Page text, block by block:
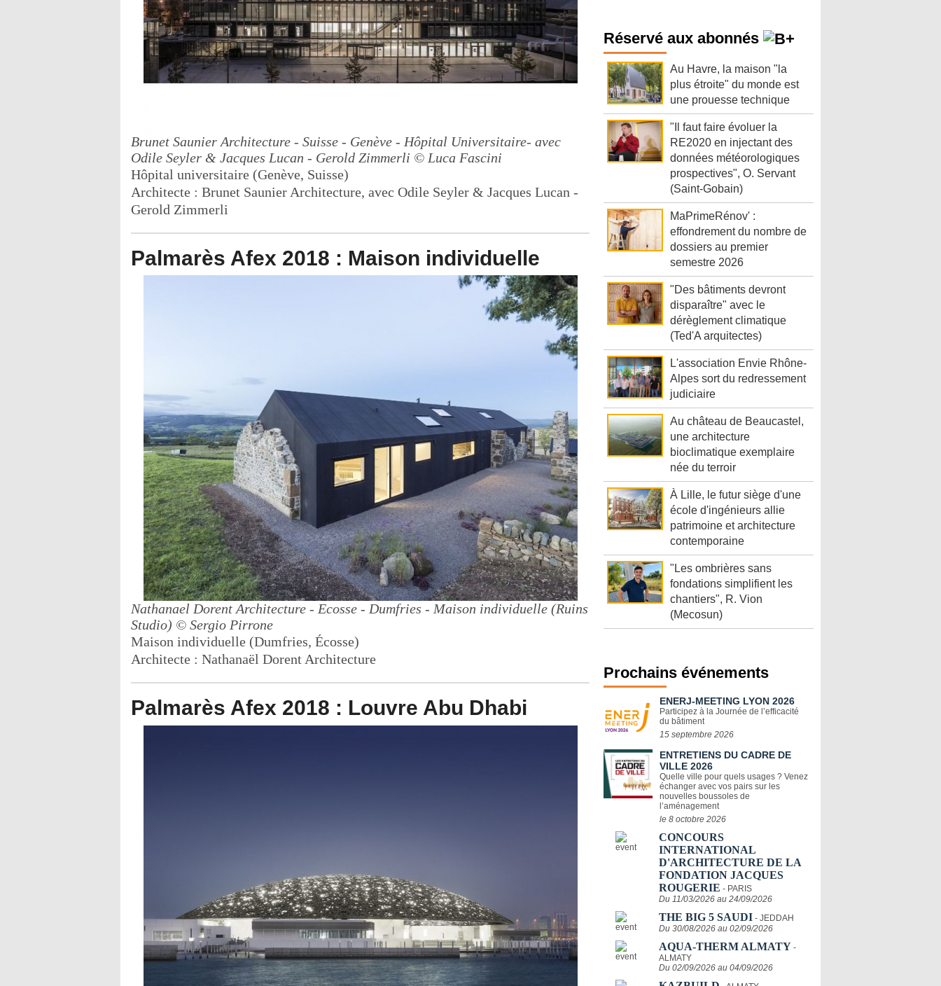
Brunet Saunier Architecture - Suisse - Genève - Hôpital Universitaire- avec
Odile Seyler & Jacques Lucan - Gerold Zimmerli © Luca Fascini
Hôpital universitaire (Genève, Suisse)
Architecte : Brunet Saunier Architecture, avec Odile Seyler & Jacques Lucan -
Gerold Zimmerli
Palmarès Afex 2018 : Maison individuelle
Nathanael Dorent Architecture - Ecosse - Dumfries - Maison individuelle (Ruins
Studio) © Sergio Pirrone
Maison individuelle (Dumfries, Écosse)
Architecte : Nathanaël Dorent Architecture
Palmarès Afex 2018 : Louvre Abu Dhabi
Réservé aux abonnés
Au Havre, la maison "la
plus étroite" du monde est
une prouesse technique
"Il faut faire évoluer la
RE2020 en injectant des
données météorologiques
prospectives", O. Servant
(Saint-Gobain)
MaPrimeRénov' :
effondrement du nombre de
dossiers au premier
semestre 2026
"Des bâtiments devront
disparaître" avec le
dérèglement climatique
(Ted'A arquitectes)
L'association Envie Rhône-
Alpes sort du redressement
judiciaire
Au château de Beaucastel,
une architecture
bioclimatique exemplaire
née du terroir
À Lille, le futur siège d'une
école d'ingénieurs allie
patrimoine et architecture
contemporaine
"Les ombrières sans
fondations simplifient les
chantiers", R. Vion
(Mecosun)
Prochains événements
ENERJ-MEETING LYON 2026
Participez à la Journée de l’efficacité
du bâtiment
15 septembre 2026
ENTRETIENS DU CADRE DE
VILLE 2026
Quelle ville pour quels usages ? Venez
échanger avec vos pairs sur les
nouvelles boussoles de
l’aménagement
le 8 octobre 2026
CONCOURS
INTERNATIONAL
D'ARCHITECTURE DE LA
FONDATION JACQUES
ROUGERIE - PARIS
Du 11/03/2026 au 24/09/2026
THE BIG 5 SAUDI - JEDDAH
Du 30/08/2026 au 02/09/2026
AQUA-THERM ALMATY -
ALMATY
Du 02/09/2026 au 04/09/2026